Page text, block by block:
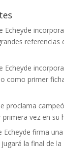
Echeyde
referencias
Echeyde
como primer
proclama
vez en su
Echeyde firma
la final de la